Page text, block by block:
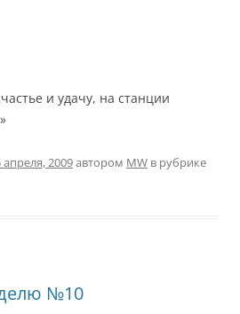
и удачу, на станции
апреля, 2009автором MW в рубрике
№10